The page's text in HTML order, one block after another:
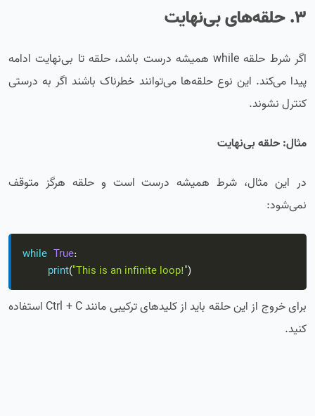
3. حلقه‌های بی‌نهایت
اگر شرط حلقه while همیشه درست باشد، حلقه تا بی‌نهایت ادامه
پیدا می‌کند. این نوع حلقه‌ها می‌توانند خطرناک باشند اگر به درستی
کنترل نشوند.
مثال: حلقه بی‌نهایت
در این مثال، شرط همیشه درست است و حلقه هرگز متوقف
نمی‌شود:
while True:
print("This is an infinite loop!")
برای خروج از این حلقه باید از کلیدهای ترکیبی مانند Ctrl + C استفاده
کنید.